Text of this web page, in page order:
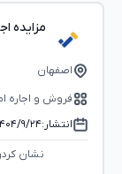
مزایده
اصفهان
فروش و اجاره
انتشار:۱۴۰۴/۹/
نشان